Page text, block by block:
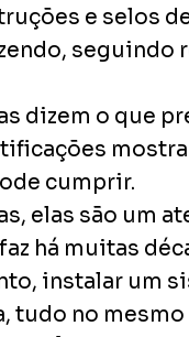
e selos
seguindo
dizem o que
cumprir.
elas são um
há muitas
instalar um
tudo no mesmo